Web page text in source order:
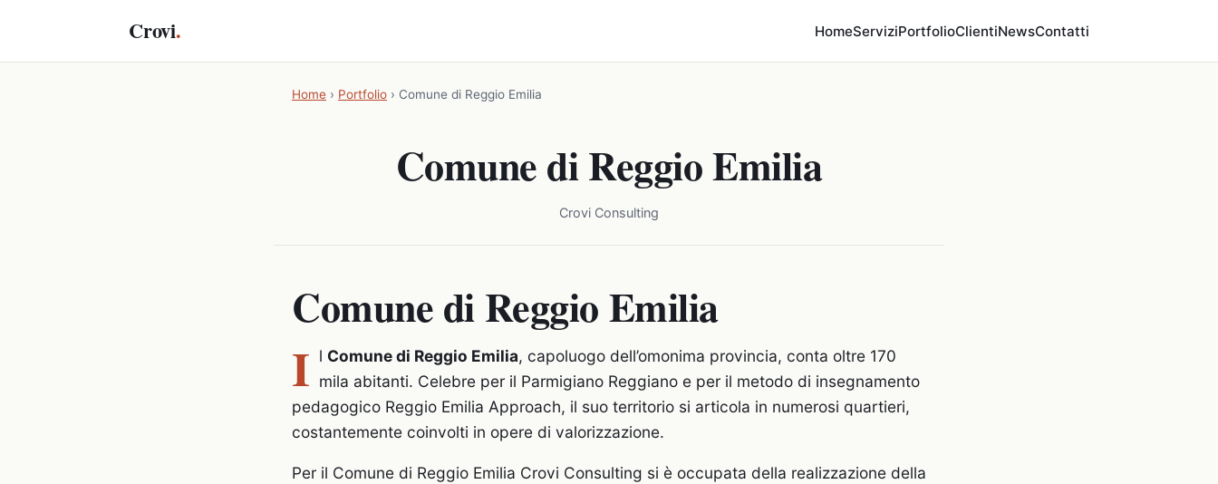
Crovi. HomeServiziPortfolioClientiNewsContatti
Home › Portfolio › Comune di Reggio Emilia
Comune di Reggio Emilia
Crovi Consulting
Comune di Reggio Emilia
I l Comune di Reggio Emilia, capoluogo dell’omonima provincia, conta oltre 170
mila abitanti. Celebre per il Parmigiano Reggiano e per il metodo di insegnamento
pedagogico Reggio Emilia Approach, il suo territorio si articola in numerosi quartieri,
costantemente coinvolti in opere di valorizzazione.
Per il Comune di Reggio Emilia Crovi Consulting si è occupata della realizzazione della